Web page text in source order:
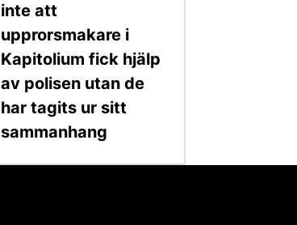
inte att
upprorsmakare i
Kapitolium fick hjälp
av polisen utan de
har tagits ur sitt
sammanhang